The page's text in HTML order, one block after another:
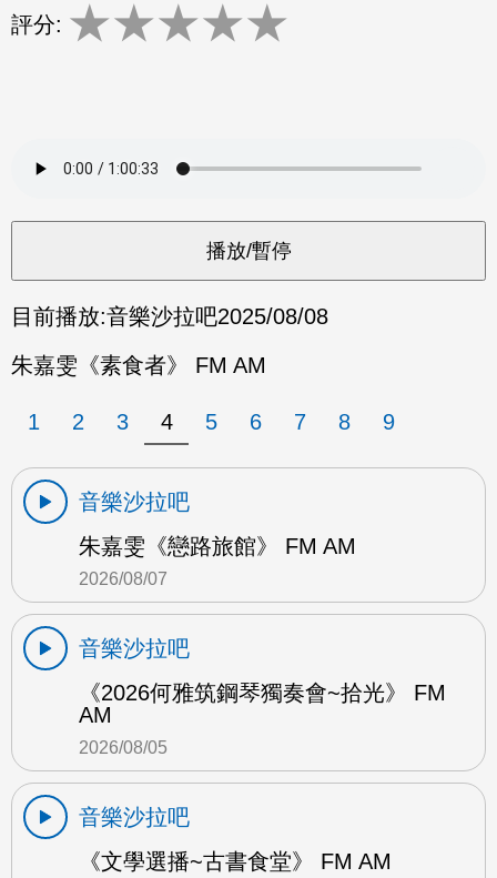
評分: ★★★★★
目前播放:音樂沙拉吧2025/08/08
朱嘉雯《素食者》 FM AM
1 2 3 4 5 6 7 8 9
音樂沙拉吧
朱嘉雯《戀路旅館》 FM AM
2026/08/07
音樂沙拉吧
《2026何雅筑鋼琴獨奏會~拾光》 FM
AM
2026/08/05
音樂沙拉吧
《文學選播~古書食堂》 FM AM